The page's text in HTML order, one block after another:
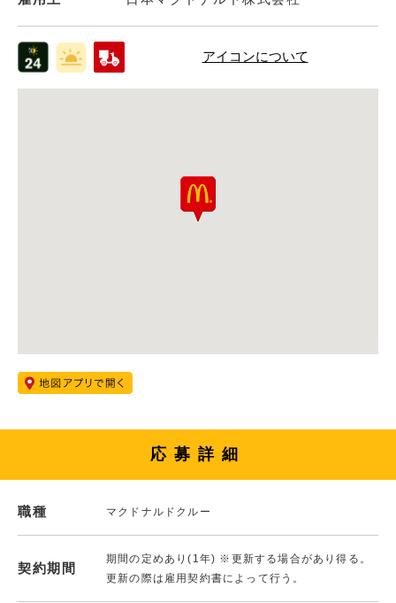
アイコンについて
応募詳細
職種 マクドナルドクルー
契約期間
期間の定めあり(1年) ※更新する場合があり得る。
更新の際は雇用契約書によって行う。